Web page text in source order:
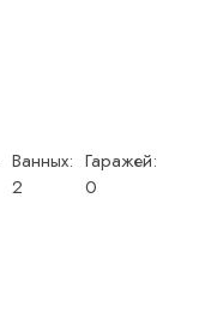
Ванных:
2
Гаражей:
0